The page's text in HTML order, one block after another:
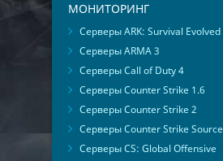
МОНИТОРИНГ
Серверы ARK: Survival Evolved
Серверы ARMA 3
Серверы Call of Duty 4
Серверы Counter Strike 1.6
Серверы Counter Strike 2
Серверы Counter Strike Source
Серверы CS: Global Offensive